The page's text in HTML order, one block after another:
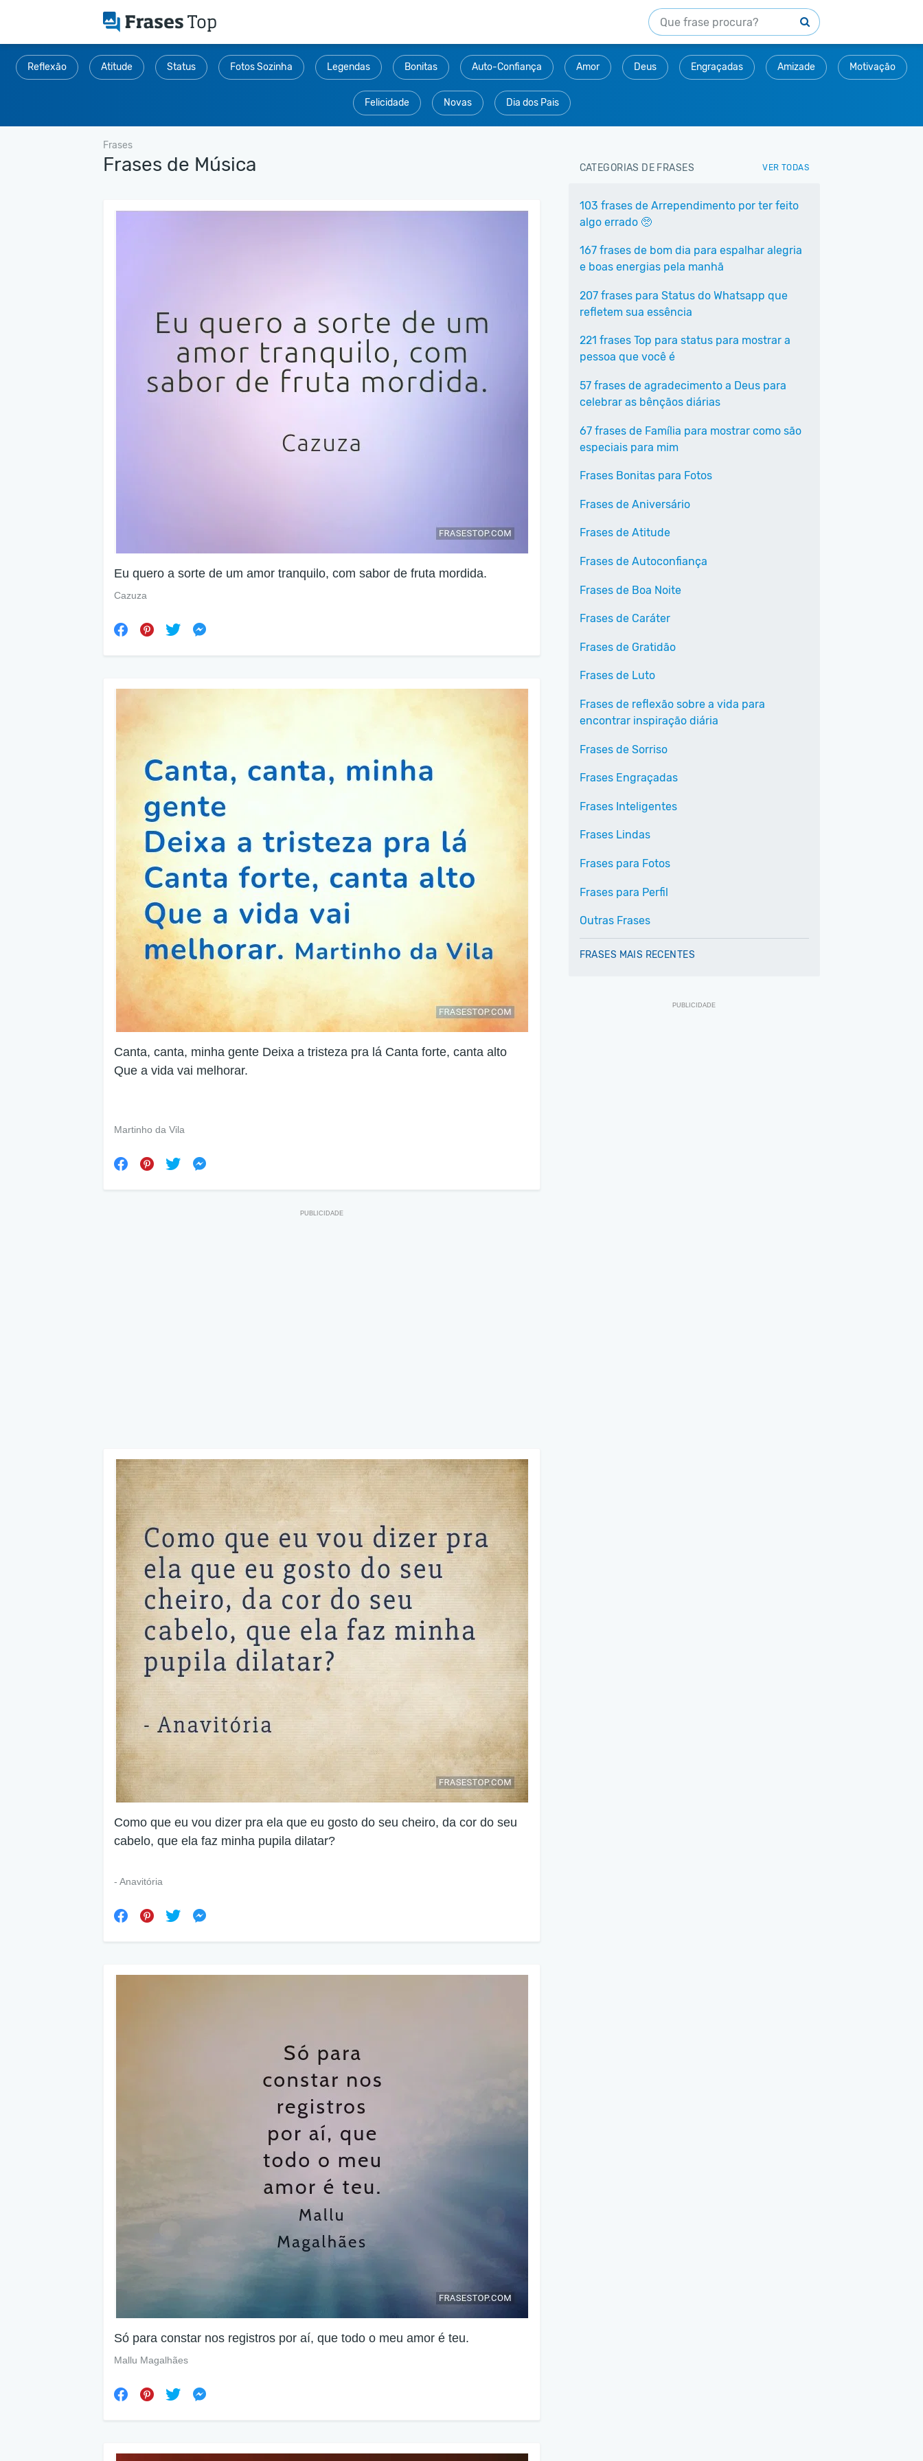
Reflexão Atitude Status Fotos Sozinha Legendas Bonitas Auto-Confiança Amor Deus Engraçadas Amizade Motivação
Felicidade Novas Dia dos Pais
Frases
Frases de Música
Eu quero a sorte de um amor tranquilo, com sabor de fruta mordida.
Cazuza
Canta, canta, minha gente Deixa a tristeza pra lá Canta forte, canta alto
Que a vida vai melhorar.
Martinho da Vila
Como que eu vou dizer pra ela que eu gosto do seu cheiro, da cor do seu
cabelo, que ela faz minha pupila dilatar?
- Anavitória
Só para constar nos registros por aí, que todo o meu amor é teu.
Mallu Magalhães
CATEGORIAS DE FRASES VER TODAS
103 frases de Arrependimento por ter feito
algo errado 🥺
167 frases de bom dia para espalhar alegria
e boas energias pela manhã
207 frases para Status do Whatsapp que
refletem sua essência
221 frases Top para status para mostrar a
pessoa que você é
57 frases de agradecimento a Deus para
celebrar as bênçãos diárias
67 frases de Família para mostrar como são
especiais para mim
Frases Bonitas para Fotos
Frases de Aniversário
Frases de Atitude
Frases de Autoconfiança
Frases de Boa Noite
Frases de Caráter
Frases de Gratidão
Frases de Luto
Frases de reflexão sobre a vida para
encontrar inspiração diária
Frases de Sorriso
Frases Engraçadas
Frases Inteligentes
Frases Lindas
Frases para Fotos
Frases para Perfil
Outras Frases
FRASES MAIS RECENTES